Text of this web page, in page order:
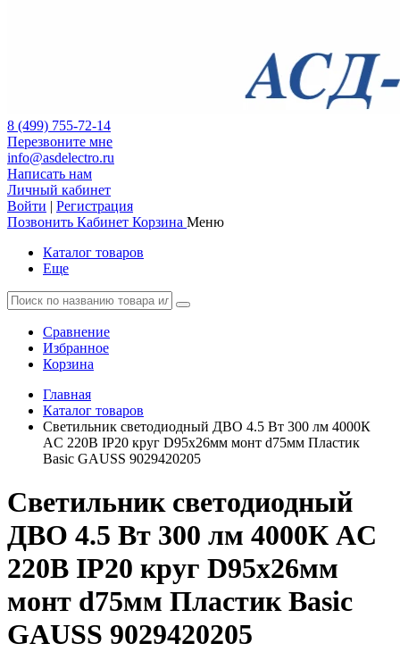
8 (499) 755-72-14
Перезвоните мне
info@asdelectro.ru
Написать нам
Личный кабинет
Войти | Регистрация
Позвонить Кабинет Корзина Меню
Каталог товаров
Еще
Сравнение
Избранное
Корзина
Главная
Каталог товаров
Светильник светодиодный ДВО 4.5 Вт 300 лм 4000К
AC 220В IP20 круг D95х26мм монт d75мм Пластик
Basic GAUSS 9029420205
Светильник светодиодный
ДВО 4.5 Вт 300 лм 4000К AC
220В IP20 круг D95х26мм
монт d75мм Пластик Basic
GAUSS 9029420205